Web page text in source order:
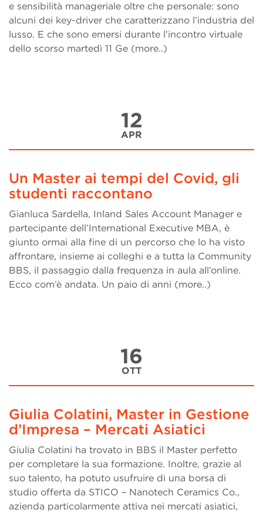
e sensibilità manageriale oltre che personale: sono
alcuni dei key-driver che caratterizzano l’industria del
lusso. E che sono emersi durante l’incontro virtuale
dello scorso martedì 11 Ge (more..)
12
APR
Un Master ai tempi del Covid, gli
studenti raccontano
Gianluca Sardella, Inland Sales Account Manager e
partecipante dell’International Executive MBA, è
giunto ormai alla fine di un percorso che lo ha visto
affrontare, insieme ai colleghi e a tutta la Community
BBS, il passaggio dalla frequenza in aula all’online.
Ecco com’è andata. Un paio di anni (more..)
16
OTT
Giulia Colatini, Master in Gestione
d’Impresa – Mercati Asiatici
Giulia Colatini ha trovato in BBS il Master perfetto
per completare la sua formazione. Inoltre, grazie al
suo talento, ha potuto usufruire di una borsa di
studio offerta da STICO – Nanotech Ceramics Co.,
azienda particolarmente attiva nei mercati asiatici,